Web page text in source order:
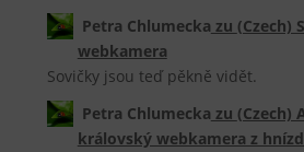
Petra Chlumecka zu (Czech)
webkamera
Sovičky jsou teď pěkně vidět.
Petra Chlumecka zu (Czech)
královský webkamera z